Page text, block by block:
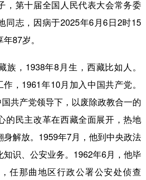
乡村振兴
一带一路 亚太网 上市公司
天津 河北 山西
，第十届全国人民代表大会常务委
同志，因病于2025年6月6日2时15
87岁。
，1938年8月生，西藏比如人。
，1961年10月加入中国共产党。
共产党领导下，以废除政教合一的
的民主改革在西藏全面展开，热地
身解放。1959年7月，他到中央政法
知识、公安业务。1962年6月，他毕
任那曲地区行政公署公安处侦查